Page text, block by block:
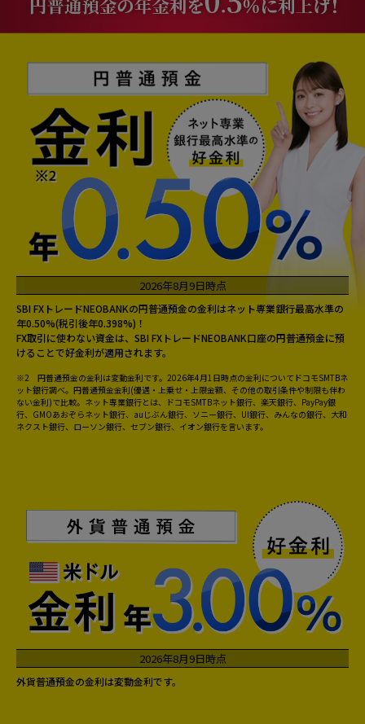
2026年8月9日時点
SBI FXトレードNEOBANKの円普通預金の金利はネット専業銀行最高水準の
年0.50%(税引後年0.398%)！
FX取引に使わない資金は、SBI FXトレードNEOBANK口座の円普通預金に預
けることで好金利が適用されます。
※2 円普通預金の金利は変動金利です。2026年4月1日時点の金利についてドコモSMTBネ
ット銀行調べ。円普通預金金利(優遇・上乗せ・上限金額、その他の取引条件や制限も伴わ
ない金利)で比較。ネット専業銀行とは、ドコモSMTBネット銀行、楽天銀行、PayPay銀
行、GMOあおぞらネット銀行、auじぶん銀行、ソニー銀行、UI銀行、みんなの銀行、大和
ネクスト銀行、ローソン銀行、セブン銀行、イオン銀行を言います。
2026年8月9日時点
外貨普通預金の金利は変動金利です。